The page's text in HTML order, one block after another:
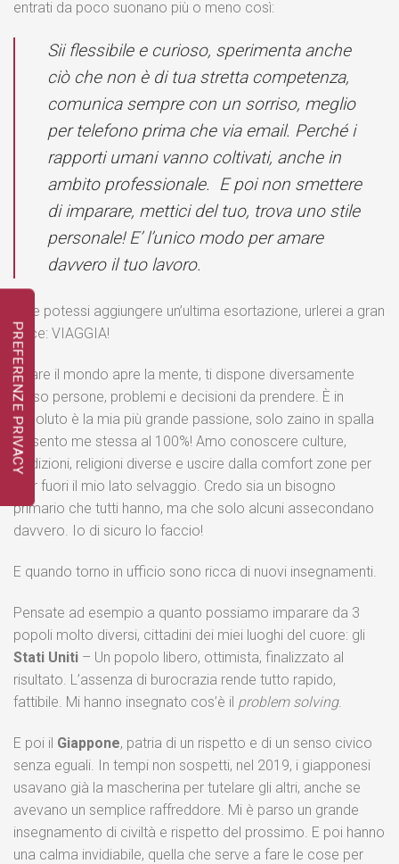
entrati da poco suonano più o meno così:
Sii flessibile e curioso, sperimenta anche
ciò che non è di tua stretta competenza,
comunica sempre con un sorriso, meglio
per telefono prima che via email. Perché i
rapporti umani vanno coltivati, anche in
ambito professionale. E poi non smettere
di imparare, mettici del tuo, trova uno stile
personale! E’ l’unico modo per amare
davvero il tuo lavoro.
E se potessi aggiungere un’ultima esortazione, urlerei a gran
voce: VIAGGIA!
Girare il mondo apre la mente, ti dispone diversamente
verso persone, problemi e decisioni da prendere. È in
assoluto è la mia più grande passione, solo zaino in spalla
mi sento me stessa al 100%! Amo conoscere culture,
tradizioni, religioni diverse e uscire dalla comfort zone per
tirar fuori il mio lato selvaggio. Credo sia un bisogno
primario che tutti hanno, ma che solo alcuni assecondano
davvero. Io di sicuro lo faccio!
E quando torno in ufficio sono ricca di nuovi insegnamenti.
Pensate ad esempio a quanto possiamo imparare da 3
popoli molto diversi, cittadini dei miei luoghi del cuore: gli
Stati Uniti – Un popolo libero, ottimista, finalizzato al
risultato. L’assenza di burocrazia rende tutto rapido,
fattibile. Mi hanno insegnato cos’è il problem solving.
E poi il Giappone, patria di un rispetto e di un senso civico
senza eguali. In tempi non sospetti, nel 2019, i giapponesi
usavano già la mascherina per tutelare gli altri, anche se
avevano un semplice raffreddore. Mi è parso un grande
insegnamento di civiltà e rispetto del prossimo. E poi hanno
una calma invidiabile, quella che serve a fare le cose per